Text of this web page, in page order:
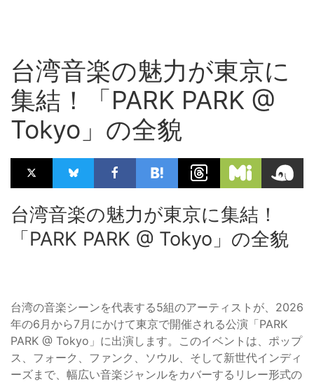
台湾音楽の魅力が東京に
集結！「PARK PARK @
Tokyo」の全貌
台湾音楽の魅力が東京に集結！
「PARK PARK @ Tokyo」の全貌
台湾の音楽シーンを代表する5組のアーティストが、2026
年の6月から7月にかけて東京で開催される公演「PARK
PARK @ Tokyo」に出演します。このイベントは、ポップ
ス、フォーク、ファンク、ソウル、そして新世代インディ
ーズまで、幅広い音楽ジャンルをカバーするリレー形式の